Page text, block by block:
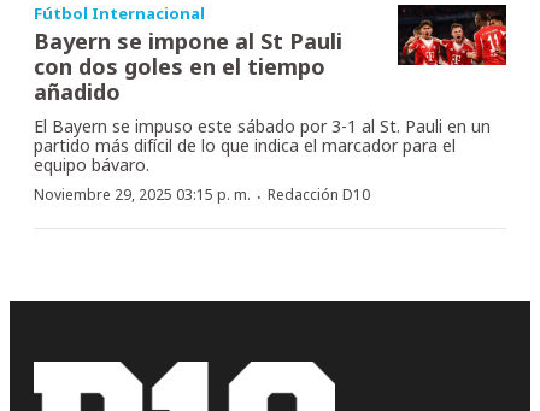
Fútbol Internacional
Bayern se impone al St Pauli
con dos goles en el tiempo
añadido
El Bayern se impuso este sábado por 3-1 al St. Pauli en un
partido más difícil de lo que indica el marcador para el
equipo bávaro.
Noviembre 29, 2025 03:15 p. m. · Redacción D10